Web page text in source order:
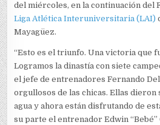
del miércoles, en la continuación del
Liga Atlética Interuniversitaria (LAI)
Mayagüez.
“Esto es el triunfo. Una victoria que
Logramos la dinastía con siete
el jefe de entrenadores Fernando
orgullosos de las chicas. Ellas
agua y ahora están disfrutando de
su parte el entrenador Edwin “Bebé”